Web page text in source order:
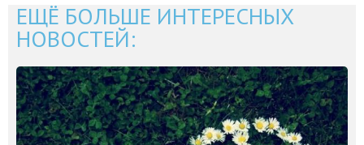
ЕЩЁ БОЛЬШЕ ИНТЕРЕСНЫХ
НОВОСТЕЙ: